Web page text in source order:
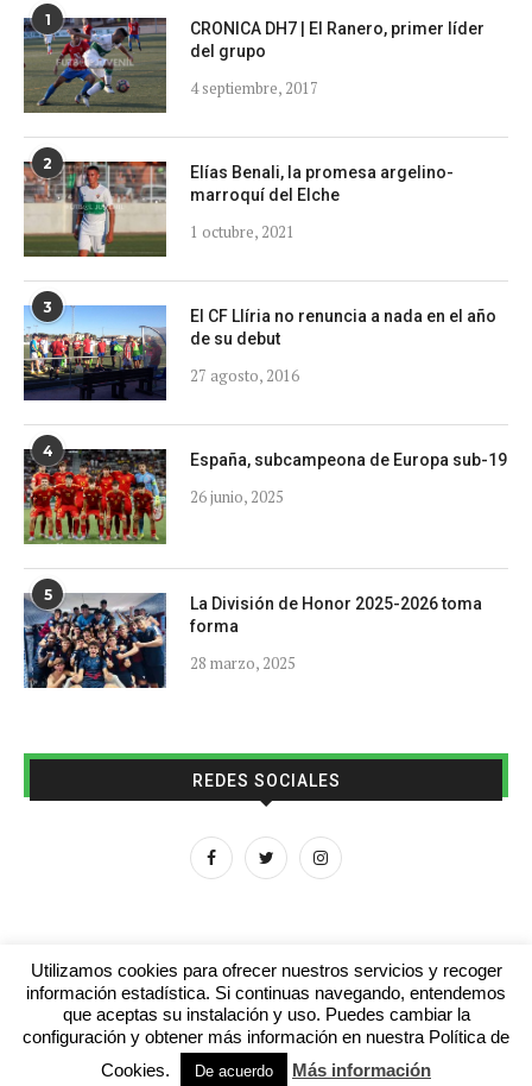
1
CRONICA DH7 | El Ranero, primer líder
del grupo
4 septiembre, 2017
2
Elías Benali, la promesa argelino-
marroquí del Elche
1 octubre, 2021
3
El CF Llíria no renuncia a nada en el año
de su debut
27 agosto, 2016
4 España, subcampeona de Europa sub-19
26 junio, 2025
5
La División de Honor 2025-2026 toma
forma
28 marzo, 2025
REDES SOCIALES
Aviso legal Contacto Colabora con nosotros
© 2016 - futboljuvenil.es
Utilizamos cookies para ofrecer nuestros servicios y recoger
información estadística. Si continuas navegando, entendemos
que aceptas su instalación y uso. Puedes cambiar la
configuración y obtener más información en nuestra Política de
Cookies.
De acuerdo Más información